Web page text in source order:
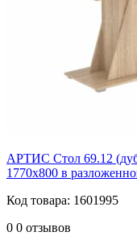
АРТИС Стол 69.12
1770х800 в
Код товара: 1601995
0 0 отзывов